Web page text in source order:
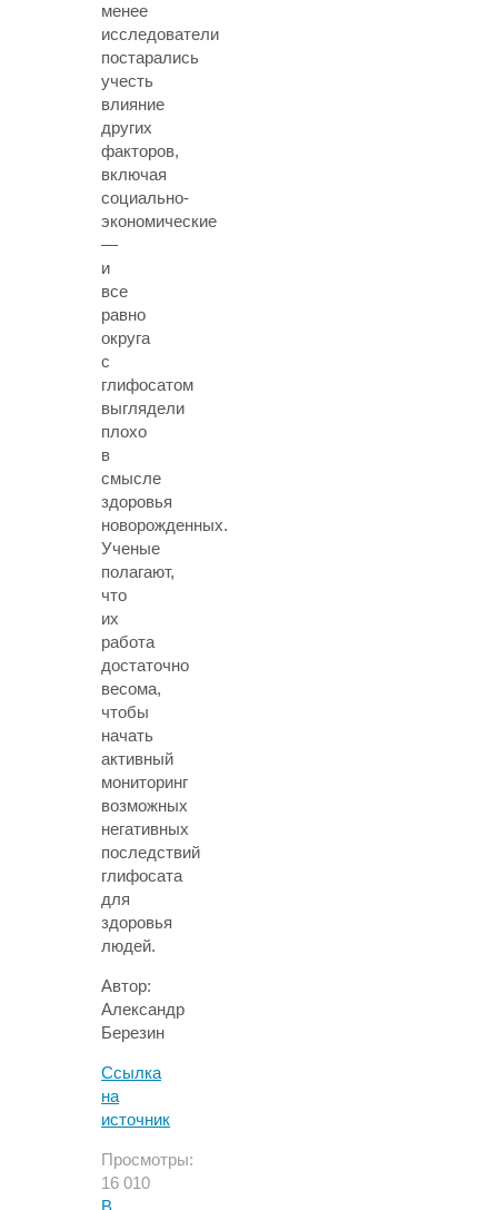
менее
исследователи
постарались
учесть
влияние
других
факторов,
включая
социально-
экономические
—
и
все
равно
округа
с
глифосатом
выглядели
плохо
в
смысле
здоровья
новорожденных.
Ученые
полагают,
что
их
работа
достаточно
весома,
чтобы
начать
активный
мониторинг
возможных
негативных
последствий
глифосата
для
здоровья
людей.
Автор:
Александр
Березин
Ссылка
на
источник
Просмотры:
16 010